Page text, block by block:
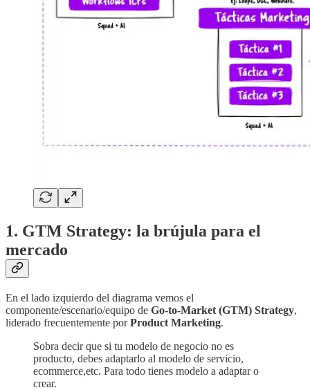
1. GTM Strategy: la brújula para el
mercado
En el lado izquierdo del diagrama vemos el
componente/escenario/equipo de Go-to-Market (GTM) Strategy,
liderado frecuentemente porProduct Marketing.
Sobra decir que si tu modelo de negocio no es
producto, debes adaptarlo al modelo de servicio,
ecommerce,etc. Para todo tienes modelo a adaptar o
crear.